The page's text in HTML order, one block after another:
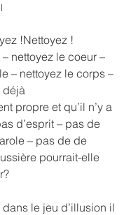
!Nettoyez !
nettoyez le coeur –
– nettoyez le corps –
déjà
propre et qu’il n’y a
d’esprit – pas de
– pas de de
pourrait-elle
le jeu d’illusion il